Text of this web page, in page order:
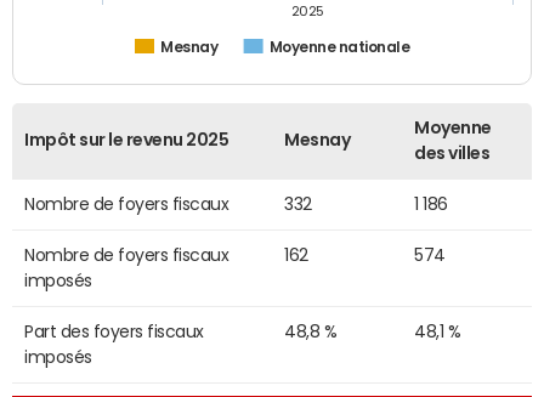
Mesnay Moyenne nationale
2025
Impôt sur le revenu 2025 Mesnay
Moyenne
des villes
Nombre de foyers fiscaux 332 1 186
Nombre de foyers fiscaux
imposés
162 574
Part des foyers fiscaux
imposés
48,8 % 48,1 %